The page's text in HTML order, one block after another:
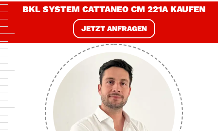
BKL SYSTEM CATTANEO CM 221A KAUFEN
JETZT ANFRAGEN